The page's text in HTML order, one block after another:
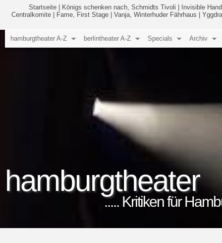
Startseite Königs schenken nach, Schmidts Tivoli
Invisible
Centralkomite
Fame, First Stage Vanja, Winterhuder Fährhaus
hamburgtheater
..... Kritiken für
hamburgtheater A-Z berlintheater A-Z Specials Archiv